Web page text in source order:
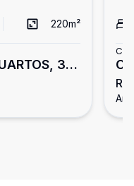
220m²
3